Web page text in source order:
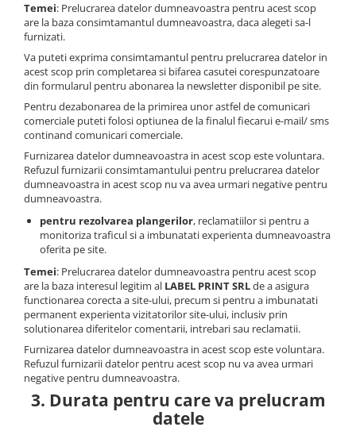
Temei: Prelucrarea datelor dumneavoastra pentru acest scop
are la baza consimtamantul dumneavoastra, daca alegeti sa-l
furnizati.
Va puteti exprima consimtamantul pentru prelucrarea datelor in
acest scop prin completarea si bifarea casutei corespunzatoare
din formularul pentru abonarea la newsletter disponibil pe site.
Pentru dezabonarea de la primirea unor astfel de comunicari
comerciale puteti folosi optiunea de la finalul fiecarui e-mail/ sms
continand comunicari comerciale.
Furnizarea datelor dumneavoastra in acest scop este voluntara.
Refuzul furnizarii consimtamantului pentru prelucrarea datelor
dumneavoastra in acest scop nu va avea urmari negative pentru
dumneavoastra.
pentru rezolvarea plangerilor, reclamatiilor si pentru a
monitoriza traficul si a imbunatati experienta dumneavoastra
oferita pe site.
Temei: Prelucrarea datelor dumneavoastra pentru acest scop
are la baza interesul legitim al LABEL PRINT SRLde a asigura
functionarea corecta a site-ului, precum si pentru a imbunatati
permanent experienta vizitatorilor site-ului, inclusiv prin
solutionarea diferitelor comentarii, intrebari sau reclamatii.
Furnizarea datelor dumneavoastra in acest scop este voluntara.
Refuzul furnizarii datelor pentru acest scop nu va avea urmari
negative pentru dumneavoastra.
3. Durata pentru care va prelucram
datele